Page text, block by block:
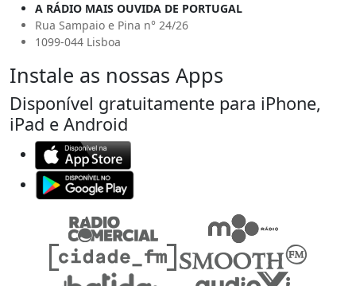
A RÁDIO MAIS OUVIDA DE PORTUGAL
Rua Sampaio e Pina n° 24/26
1099-044 Lisboa
Instale as nossas Apps
Disponível gratuitamente para iPhone,
iPad e Android